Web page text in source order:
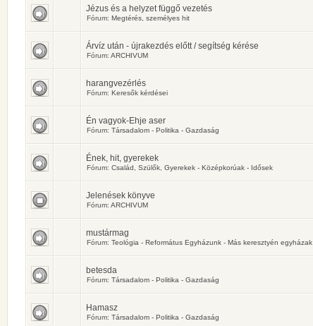
Jézus és a helyzet függő vezetés
Fórum: Megtérés, személyes hit
Árvíz után - újrakezdés előtt / segítség kérése
Fórum: ARCHIVUM
harangvezérlés
Fórum: Keresők kérdései
Én vagyok-Ehje aser
Fórum: Társadalom - Politika - Gazdaság
Ének, hit, gyerekek
Fórum: Család, Szülők, Gyerekek - Középkorúak - Idősek
Jelenések könyve
Fórum: ARCHIVUM
mustármag
Fórum: Teológia - Református Egyházunk - Más keresztyén egyházak
betesda
Fórum: Társadalom - Politika - Gazdaság
Hamasz
Fórum: Társadalom - Politika - Gazdaság